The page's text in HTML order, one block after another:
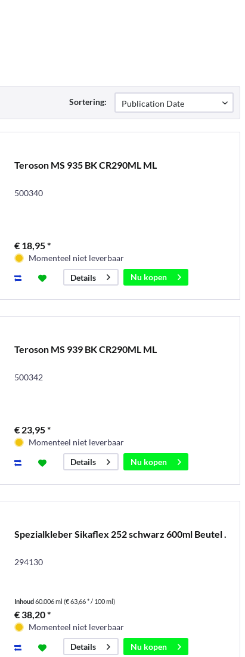
Sortering:
Teroson MS 935 BK CR290ML ML
500340
€ 18,95 *
Momenteel niet leverbaar
Details
Nu kopen
Teroson MS 939 BK CR290ML ML
500342
€ 23,95 *
Momenteel niet leverbaar
Details
Nu kopen
Spezialkleber Sikaflex 252 schwarz 600ml Beutel .
294130
Inhoud 60.006 ml (€ 63,66 * / 100 ml)
€ 38,20 *
Momenteel niet leverbaar
Details
Nu kopen